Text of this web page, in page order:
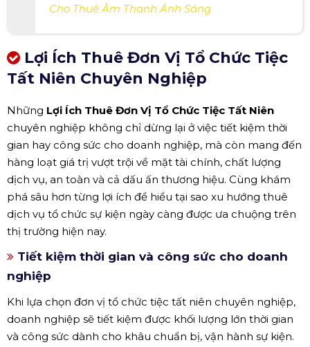
Cho Thuê Âm Thanh Ánh Sáng
Lợi Ích Thuê Đơn Vị Tổ Chức Tiệc
Tất Niên Chuyên Nghiệp
Những Lợi Ích Thuê Đơn Vị Tổ Chức Tiệc Tất Niên
chuyên nghiệp không chỉ dừng lại ở việc tiết kiệm thời
gian hay công sức cho doanh nghiệp, mà còn mang đến
hàng loạt giá trị vượt trội về mặt tài chính, chất lượng
dịch vụ, an toàn và cả dấu ấn thương hiệu. Cùng khám
phá sâu hơn từng lợi ích để hiểu tại sao xu hướng thuê
dịch vụ tổ chức sự kiện ngày càng được ưa chuộng trên
thị trường hiện nay.
Tiết kiệm thời gian và công sức cho doanh
nghiệp
Khi lựa chọn đơn vị tổ chức tiệc tất niên chuyên nghiệp,
doanh nghiệp sẽ tiết kiệm được khối lượng lớn thời gian
và công sức dành cho khâu chuẩn bị, vận hành sự kiện.